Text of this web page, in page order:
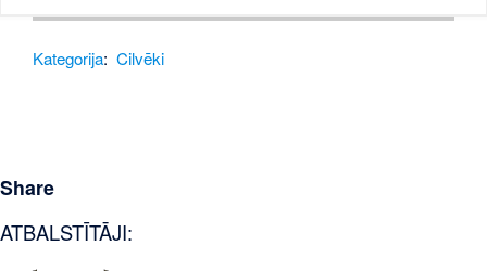
Kategorija: Cilvēki
Share
ATBALSTĪTĀJI: